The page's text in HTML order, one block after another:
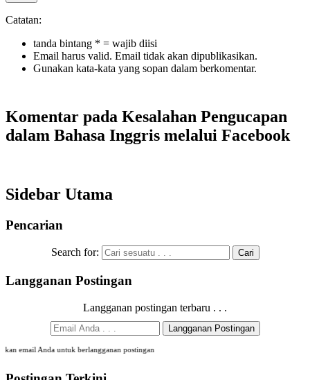
Catatan:
tanda bintang * = wajib diisi
Email harus valid. Email tidak akan dipublikasikan.
Gunakan kata-kata yang sopan dalam berkomentar.
Komentar pada Kesalahan Pengucapan
dalam Bahasa Inggris melalui Facebook
Sidebar Utama
Pencarian
Search for:
Langganan Postingan
Langganan postingan terbaru . . .
untuk berlangganan postingan